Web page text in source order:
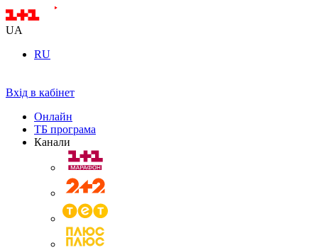
UA
RU
Вхід в кабінет
Онлайн
ТБ програма
Канали